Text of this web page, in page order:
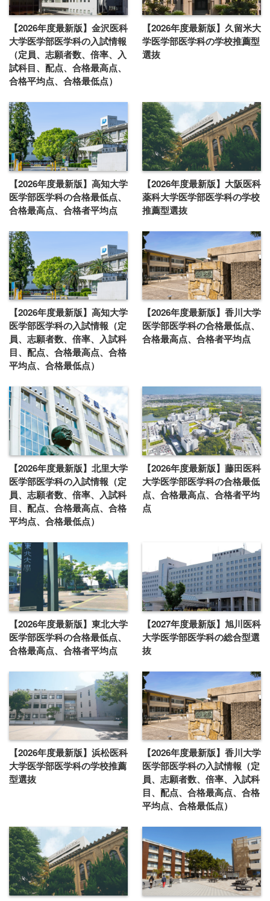
【2026年度最新版】金沢医科
大学医学部医学科の入試情報
（定員、志願者数、倍率、入
試科目、配点、合格最高点、
合格平均点、合格最低点）
【2026年度最新版】久留米大
学医学部医学科の学校推薦型
選抜
【2026年度最新版】高知大学
医学部医学科の合格最低点、
合格最高点、合格者平均点
【2026年度最新版】大阪医科
薬科大学医学部医学科の学校
推薦型選抜
【2026年度最新版】高知大学
医学部医学科の入試情報（定
員、志願者数、倍率、入試科
目、配点、合格最高点、合格
平均点、合格最低点）
【2026年度最新版】香川大学
医学部医学科の合格最低点、
合格最高点、合格者平均点
【2026年度最新版】北里大学
医学部医学科の入試情報（定
員、志願者数、倍率、入試科
目、配点、合格最高点、合格
平均点、合格最低点）
【2026年度最新版】藤田医科
大学医学部医学科の合格最低
点、合格最高点、合格者平均
点
【2026年度最新版】東北大学
医学部医学科の合格最低点、
合格最高点、合格者平均点
【2027年度最新版】旭川医科
大学医学部医学科の総合型選
抜
【2026年度最新版】浜松医科
大学医学部医学科の学校推薦
型選抜
【2026年度最新版】香川大学
医学部医学科の入試情報（定
員、志願者数、倍率、入試科
目、配点、合格最高点、合格
平均点、合格最低点）